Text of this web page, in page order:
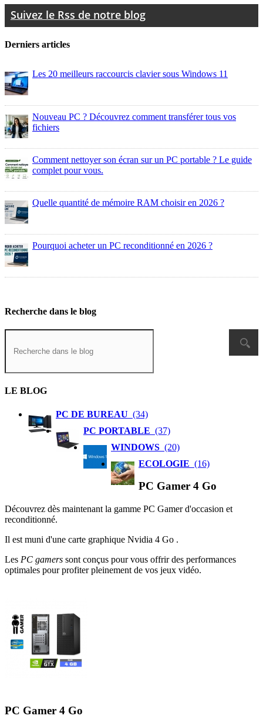
Suivez le Rss de notre blog
Derniers articles
Les 20 meilleurs raccourcis clavier sous Windows 11
Nouveau PC ? Découvrez comment transférer tous vos
fichiers
Comment nettoyer son écran sur un PC portable ? Le guide
complet pour vous.
Quelle quantité de mémoire RAM choisir en 2026 ?
Pourquoi acheter un PC reconditionné en 2026 ?
Recherche dans le blog
LE BLOG
PC DE BUREAU (34)
PC PORTABLE (37)
WINDOWS (20)
ECOLOGIE (16)
PC Gamer 4 Go
Découvrez dès maintenant la gamme PC Gamer d'occasion et
reconditionné.
Il est muni d'une carte graphique Nvidia 4 Go .
Les PC gamers sont conçus pour vous offrir des performances
optimales pour profiter pleinement de vos jeux vidéo.
PC Gamer 4 Go